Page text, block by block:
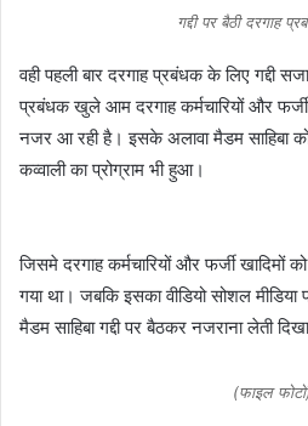
गद्दी पर बैठी दरगाह
वही पहली बार दरगाह प्रबंधक के लिए गद्दी
प्रबंधक खुले आम दरगाह कर्मचारियों और
नजर आ रही है। इसके अलावा मैडम साहिबा
कव्वाली का प्रोग्राम भी हुआ।
जिसमे दरगाह कर्मचारियों और फर्जी खादिमों
गया था। जबकि इसका वीडियो सोशल मीडिया
मैडम साहिबा गद्दी पर बैठकर नजराना लेती
(फाइल